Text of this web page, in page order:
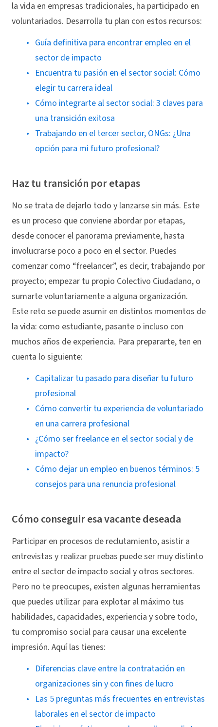
la vida en empresas tradicionales, ha participado en
voluntariados. Desarrolla tu plan con estos recursos:
Guía definitiva para encontrar empleo en el
sector de impacto
Encuentra tu pasión en el sector social: Cómo
elegir tu carrera ideal
Cómo integrarte al sector social: 3 claves para
una transición exitosa
Trabajando en el tercer sector, ONGs: ¿Una
opción para mi futuro profesional?
Haz tu transición por etapas
No se trata de dejarlo todo y lanzarse sin más. Este
es un proceso que conviene abordar por etapas,
desde conocer el panorama previamente, hasta
involucrarse poco a poco en el sector. Puedes
comenzar como “freelancer”, es decir, trabajando por
proyecto; empezar tu propio Colectivo Ciudadano, o
sumarte voluntariamente a alguna organización.
Este reto se puede asumir en distintos momentos de
la vida: como estudiante, pasante o incluso con
muchos años de experiencia. Para prepararte, ten en
cuenta lo siguiente:
Capitalizar tu pasado para diseñar tu futuro
profesional
Cómo convertir tu experiencia de voluntariado
en una carrera profesional
¿Cómo ser freelance en el sector social y de
impacto?
Cómo dejar un empleo en buenos términos: 5
consejos para una renuncia profesional
Cómo conseguir esa vacante deseada
Participar en procesos de reclutamiento, asistir a
entrevistas y realizar pruebas puede ser muy distinto
entre el sector de impacto social y otros sectores.
Pero no te preocupes, existen algunas herramientas
que puedes utilizar para explotar al máximo tus
habilidades, capacidades, experiencia y sobre todo,
tu compromiso social para causar una excelente
impresión. Aquí las tienes:
Diferencias clave entre la contratación en
organizaciones sin y con fines de lucro
Las 5 preguntas más frecuentes en entrevistas
laborales en el sector de impacto